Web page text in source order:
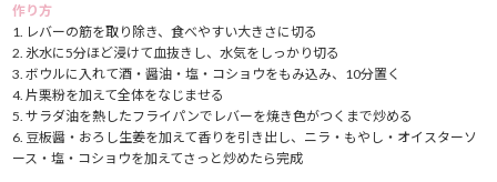
作り方
1. レバーの筋を取り除き、食べやすい大きさに切る
2. 氷水に5分ほど浸けて血抜きし、水気をしっかり切る
3. ボウルに入れて酒・醤油・塩・コショウをもみ込み、10分置く
4. 片栗粉を加えて全体をなじませる
5. サラダ油を熱したフライパンでレバーを焼き色がつくまで炒める
6. 豆板醤・おろし生姜を加えて香りを引き出し、ニラ・もやし・オイスターソ
ース・塩・コショウを加えてさっと炒めたら完成